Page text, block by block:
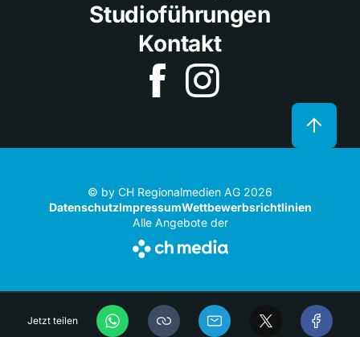
Jetzt teilen
Studioführungen
Kontakt
© by CH Regionalmedien AG 2026
DatenschutzImpressumWettbewerbsrichtlinien
Alle Angebote der